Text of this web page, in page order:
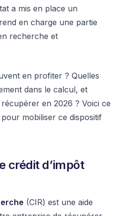
a mis en place un
en charge une partie
recherche et
en profiter ? Quelles
dans le calcul, et
en 2026 ? Voici ce
mobiliser ce dispositif
crédit d’impôt
(CIR) est une aide